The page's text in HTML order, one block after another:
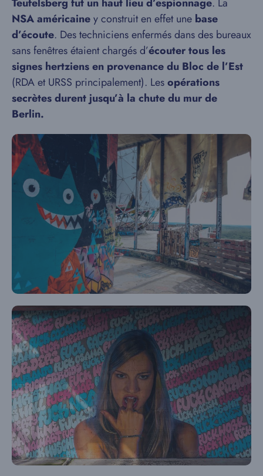
NSA américainey construit en effet une base
d’écoute. Des techniciens enfermés dans des bureaux
sans fenêtres étaient chargés d’écouter tous les
signes hertziens en provenance du Bloc de l’Est
(RDA et URSS principalement). Lesopérations
secrètes durent jusqu’à la chute du mur de
Berlin.